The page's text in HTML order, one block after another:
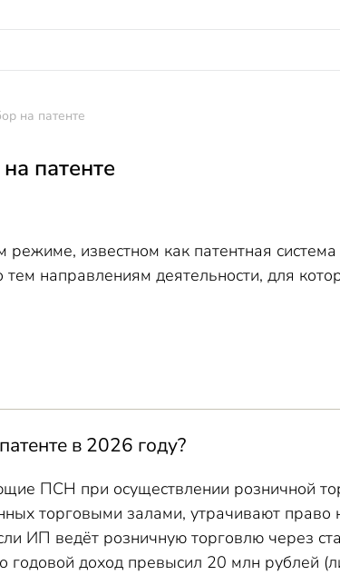
на патенте
патенте
известном как патентная
направлениям деятельности, для
в 2026 году?
ПСН при осуществлении розничной
торговыми залами, утрачивают право
ИП ведёт розничную торговлю через
годовой доход превысил 20 млн рублей